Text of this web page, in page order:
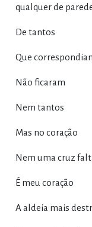
qualquer de
De tantos
Que
Não ficaram
Nem tantos
Mas no coração
Nem uma cruz
É meu coração
A aldeia mais